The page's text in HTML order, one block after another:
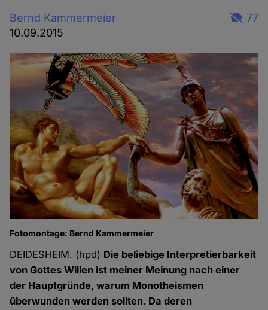
Bernd Kammermeier
10.09.2015
77
Fotomontage: Bernd Kammermeier
DEIDESHEIM. (hpd) Die beliebige Interpretierbarkeit
von Gottes Willen ist meiner Meinung nach einer
der Hauptgründe, warum Monotheismen
überwunden werden sollten. Da deren